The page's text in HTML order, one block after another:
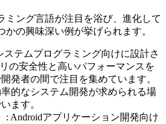
ミング言語が注目を浴び、進化して
かの興味深い例が挙げられます。
ステムプログラミング向けに設計さ
の安全性と高いパフォーマンスを
発者の間で注目を集めています。
的なシステム開発が求められる場
ます。
: Androidアプリケーション開発向け